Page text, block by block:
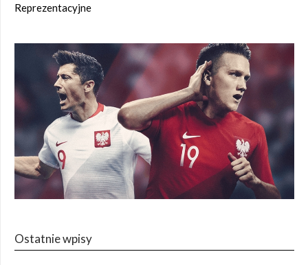
Reprezentacyjne
Ostatnie wpisy